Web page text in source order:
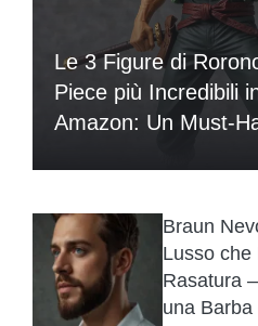
Le 3 Figure di
Piece più Incredibili
Amazon: Un Must-
Braun
Lusso che
Rasatura
una